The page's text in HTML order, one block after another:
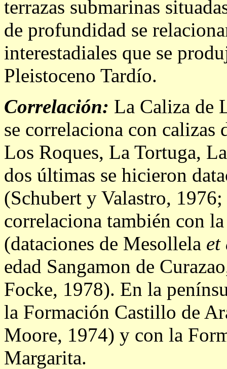
terrazas submarinas
de profundidad se
interestadiales que se
Pleistoceno Tardío.
Correlación: La Caliza de
se correlaciona con calizas
Los Roques, La Tortuga,
dos últimas se hicieron
(Schubert y Valastro,
correlaciona también con
(dataciones de Mesollela et
edad Sangamon de
Focke, 1978). En la
la Formación Castillo de
Moore, 1974) y con la
Margarita.